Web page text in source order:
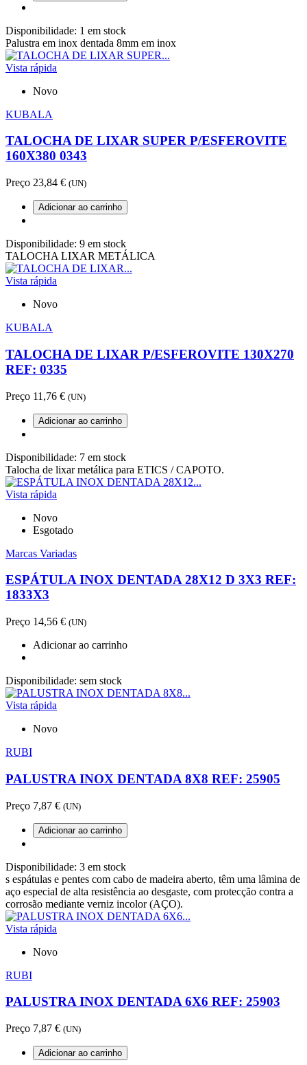
Disponibilidade: 1 em stock
Palustra em inox dentada 8mm em inox
Vista rápida
Novo
KUBALA
TALOCHA DE LIXAR SUPER P/ESFEROVITE
160X380 0343
Preço 23,84 € (UN)
Adicionar ao carrinho
Disponibilidade: 9 em stock
TALOCHA LIXAR METÁLICA
Vista rápida
Novo
KUBALA
TALOCHA DE LIXAR P/ESFEROVITE 130X270
REF: 0335
Preço 11,76 € (UN)
Adicionar ao carrinho
Disponibilidade: 7 em stock
Talocha de lixar metálica para ETICS / CAPOTO.
Vista rápida
Novo
Esgotado
Marcas Variadas
ESPÁTULA INOX DENTADA 28X12 D 3X3 REF:
1833X3
Preço 14,56 € (UN)
Adicionar ao carrinho
Disponibilidade: sem stock
Vista rápida
Novo
RUBI
PALUSTRA INOX DENTADA 8X8 REF: 25905
Preço 7,87 € (UN)
Adicionar ao carrinho
Disponibilidade: 3 em stock
s espátulas e pentes com cabo de madeira aberto, têm uma lâmina de
aço especial de alta resistência ao desgaste, com protecção contra a
corrosão mediante verniz incolor (AÇO).
Vista rápida
Novo
RUBI
PALUSTRA INOX DENTADA 6X6 REF: 25903
Preço 7,87 € (UN)
Adicionar ao carrinho